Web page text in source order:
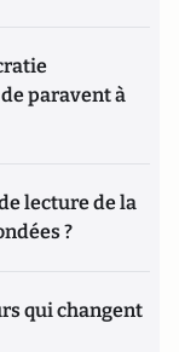
paravent à
lecture de la
?
qui changent